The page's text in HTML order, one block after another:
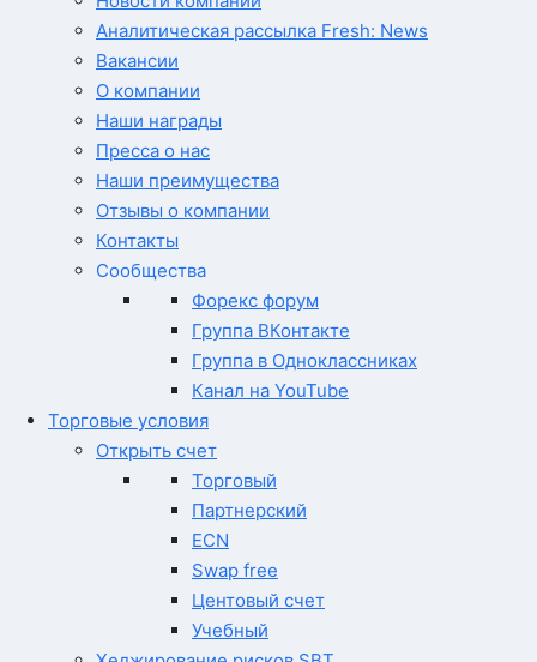
Аналитическая рассылка Fresh: News
Вакансии
О компании
Наши награды
Пресса о нас
Наши преимущества
Отзывы о компании
Контакты
Сообщества
Форекс форум
Группа ВКонтакте
Группа в Одноклассниках
Канал на YouTube
Торговые условия
Открыть счет
Торговый
Партнерский
ECN
Swap free
Центовый счет
Учебный